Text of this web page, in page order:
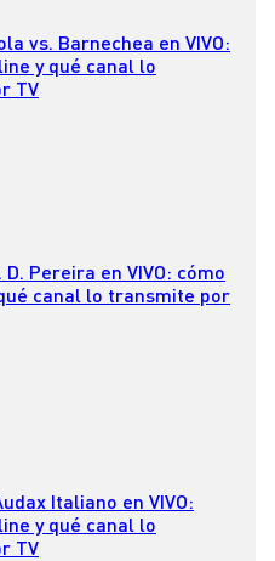
vs. Barnechea en VIVO:
y qué canal lo
TV
D. Pereira en VIVO: cómo
canal lo transmite por
Italiano en VIVO:
y qué canal lo
TV